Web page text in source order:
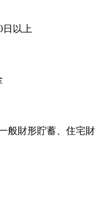
日以上
般財形貯蓄、住宅財